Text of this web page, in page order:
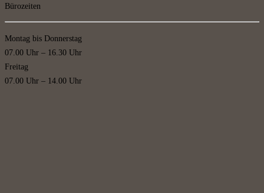
Bürozeiten
Montag bis Donnerstag
07.00 Uhr – 16.30 Uhr
Freitag
07.00 Uhr – 14.00 Uhr